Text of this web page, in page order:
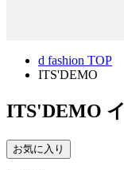
d fashion TOP
ITS'DEMO
ITS'DEMO
お気に入り